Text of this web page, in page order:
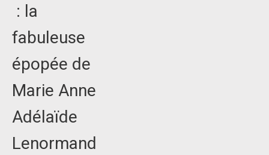
: la
fabuleuse
épopée de
Marie Anne
Adélaïde
Lenormand